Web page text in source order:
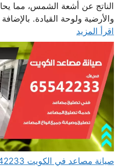
الناتج عن أشعة الشمس، مما
والأرضية ولوحة القيادة.
اقرأ المزيد